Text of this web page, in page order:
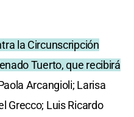
la Circunscripción
Tuerto, que recibirá
Arcangioli; Larisa
Grecco; Luis Ricardo